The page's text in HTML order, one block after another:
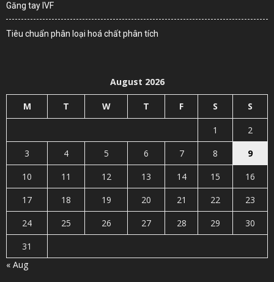
Găng tay IVF
Tiêu chuẩn phân loại hoá chất phân tích
August 2026
M T W T F S S
1
2
3
4 5 6 7 8
9
10
11 12 13 14 15
16
17
18 19 20 21 22
23
24
25 26 27 28 29
30
31
« Aug